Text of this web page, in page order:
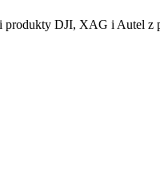
DJI, XAG i Autel z